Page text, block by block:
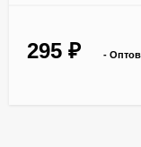
295 ₽ -